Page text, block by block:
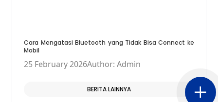
Cara Mengatasi Bluetooth yang Tidak Bisa Connect ke
Mobil
25 February 2026Author: Admin
BERITA LAINNYA